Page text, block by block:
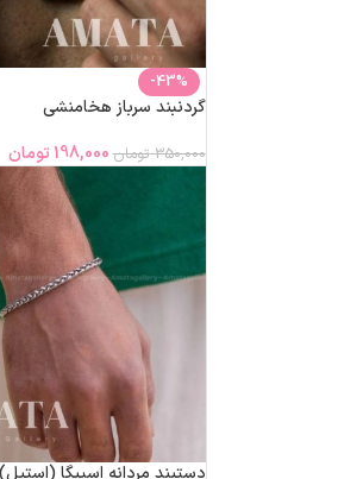
-43%
گردنبند سرباز هخامنشی
350,000 تومان198,000 تومان
دستبند مردانه اسپیگا (استیل)